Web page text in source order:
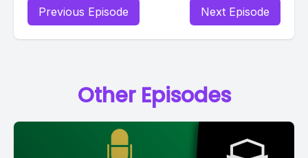
Previous Episode Next Episode
Other Episodes